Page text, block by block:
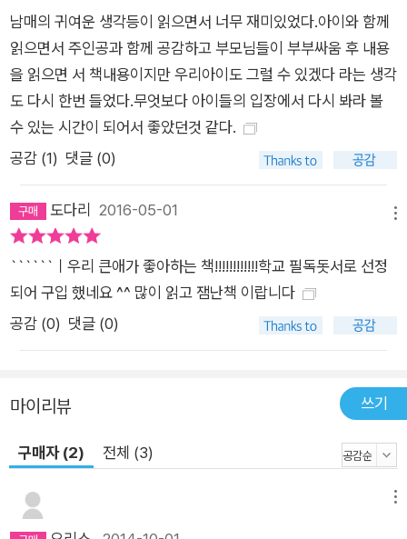
남매의 귀여운 생각등이 읽으면서 너무 재미있었다.아이와 함께
읽으면서 주인공과 함께 공감하고 부모님들이 부부싸움 후 내용
을 읽으면 서 책내용이지만 우리아이도 그럴 수 있겠다 라는 생각
도 다시 한번 들었다.무엇보다 아이들의 입장에서 다시 봐라 볼
수 있는 시간이 되어서 좋았던것 같다.
공감 (1) 댓글 (0)
도다리 2016-05-01
``````ㅣ우리 큰애가 좋아하는 책!!!!!!!!!!!!학교 필독돗서로 선정
되어 구입 했네요 ^^ 많이 읽고 잼난책 이랍니다
공감 (0) 댓글 (0)
마이리뷰 쓰기
구매자 (2) 전체 (3)